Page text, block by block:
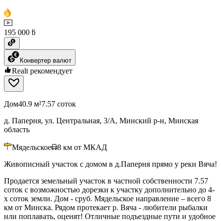
195 000 ƃ
Конвертер валют
Realt рекомендует
Дом40.9 м²7.57 соток
д. Паперня, ул. Центральная, 3/А, Минский р-н, Минская
область
Мядельское 8 км от МКАД
Живописный участок с домом в д.Паперня прямо у реки Вяча!
Продается земельный участок в частной собственности 7.57
соток с возможностью дорезки к участку дополнительно до 4-
х соток земли. Дом - сруб. Мядельское направление – всего 8
км от Минска. Рядом протекает р. Вяча - любители рыбалки
или поплавать, оценят! Отличные подъездные пути и удобное